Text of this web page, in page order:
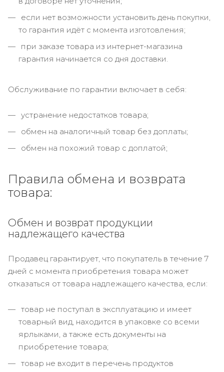
если нет возможности установить день покупки,
то гарантия идёт с момента изготовления;
при заказе товара из интернет-магазина
гарантия начинается со дня доставки.
Обслуживание по гарантии включает в себя:
устранение недостатков товара;
обмен на аналогичный товар без доплаты;
обмен на похожий товар с доплатой;
Правила обмена и возврата
товара:
Обмен и возврат продукции
надлежащего качества
Продавец гарантирует, что покупатель в течение 7
дней с момента приобретения товара может
отказаться от товара надлежащего качества, если:
товар не поступал в эксплуатацию и имеет
товарный вид, находится в упаковке со всеми
ярлыками, а также есть документы на
приобретение товара;
товар не входит в перечень продуктов